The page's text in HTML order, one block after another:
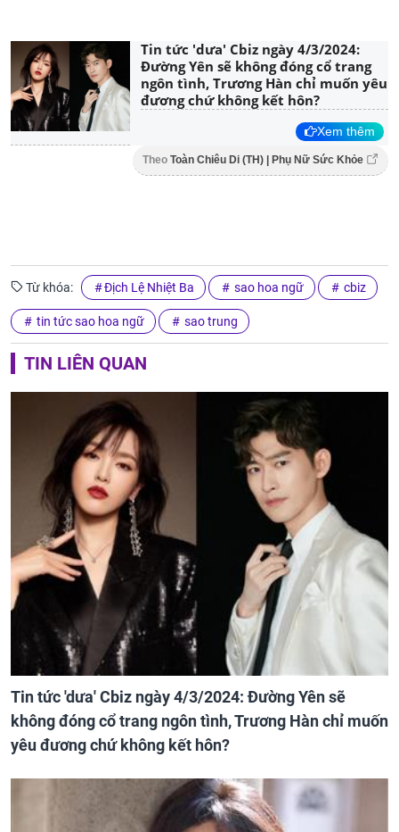
Tin tức 'dưa' Cbiz ngày 4/3/2024:
Đường Yên sẽ không đóng cổ trang
ngôn tình, Trương Hàn chỉ muốn yêu
đương chứ không kết hôn?
Xem thêm
Theo Toàn Chiêu Di (TH) | Phụ Nữ Sức Khỏe
Từ khóa: Địch Lệ Nhiệt Ba sao hoa ngữ cbiz
tin tức sao hoa ngữ sao trung
TIN LIÊN QUAN
Tin tức 'dưa' Cbiz ngày 4/3/2024: Đường Yên sẽ
không đóng cổ trang ngôn tình, Trương Hàn chỉ muốn
yêu đương chứ không kết hôn?